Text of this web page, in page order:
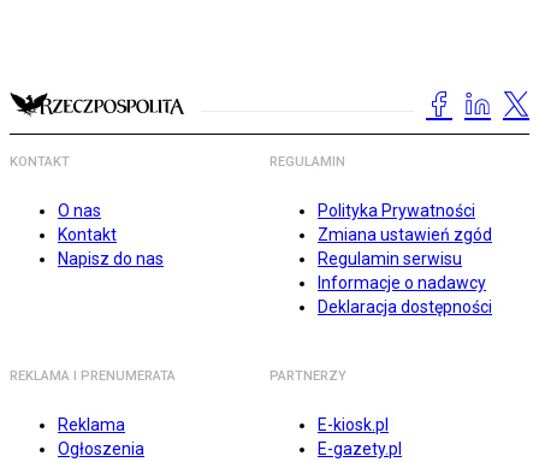
KONTAKT
O nas
Kontakt
Napisz do nas
REGULAMIN
Polityka Prywatności
Zmiana ustawień zgód
Regulamin serwisu
Informacje o nadawcy
Deklaracja dostępności
REKLAMA I PRENUMERATA
Reklama
Ogłoszenia
PARTNERZY
E-kiosk.pl
E-gazety.pl